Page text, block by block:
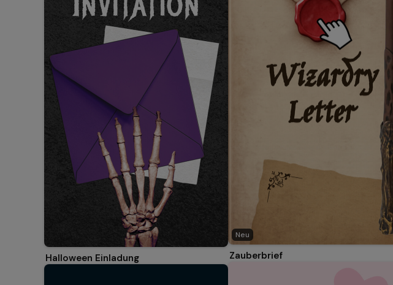
Halloween Einladung
Neu
Zauberbrief